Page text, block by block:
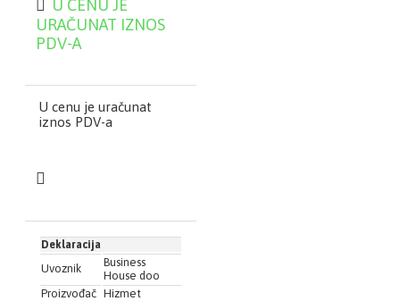
Antioksidans,
antikancer
disanje
Snižava visok
krvni pritisak
Funkciju debelog
creva
Usporava
starenje
U CENU JE
URAČUNAT IZNOS
PDV-A
U cenu je uračunat
iznos PDV-a
Deklaracija
Uvoznik
Business
House doo
Proizvođač Hizmet